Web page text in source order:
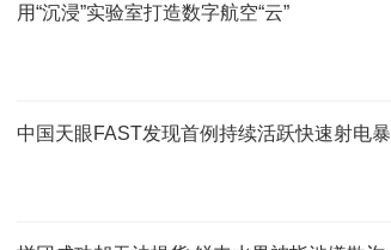
用“沉浸”实验室打造数字航空“云”
中国天眼FAST发现首例持续活跃快速射电暴